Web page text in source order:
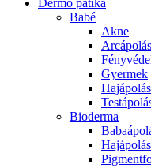
Dermo patika
Babé
Akne
Arcápolás
Gyermek
Hajápolás
Bioderma